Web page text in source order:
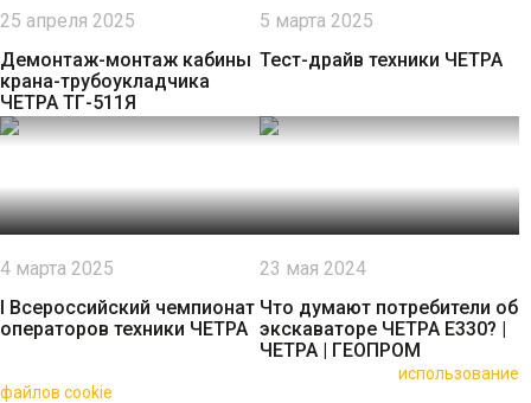
25 апреля 2025
Демонтаж-монтаж кабины
крана-трубоукладчика
ЧЕТРА ТГ-511Я
5 марта 2025
Тест-драйв техники ЧЕТРА
4 марта 2025
I Всероссийский чемпионат
операторов техники ЧЕТРА
23 мая 2024
Что думают потребители об
экскаваторе ЧЕТРА Е330? |
ЧЕТРА | ГЕОПРОМ
использование
файлов cookie